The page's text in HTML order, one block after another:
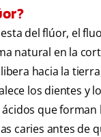
del flúor, el
natural en la
hacia la
los dientes y
que forman
caries antes de